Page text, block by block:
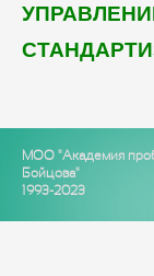
МОО "Академия
Бойцова"
1993-2023